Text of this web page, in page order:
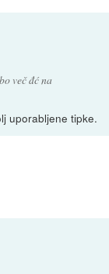
več đć na
uporabljene tipke.